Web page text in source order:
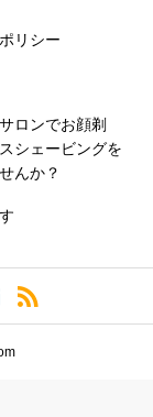
リシー
ロンでお顔剃
シェービングを
んか？